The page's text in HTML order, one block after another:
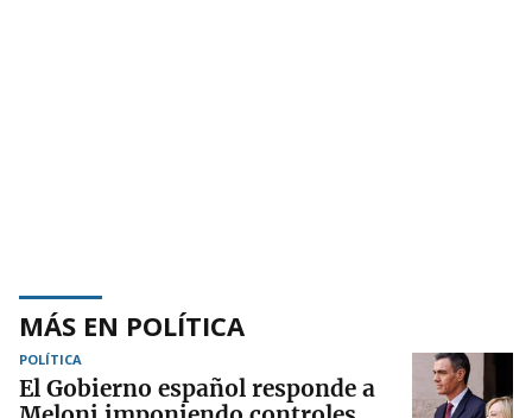
MÁS EN POLÍTICA
POLÍTICA
El Gobierno español responde a